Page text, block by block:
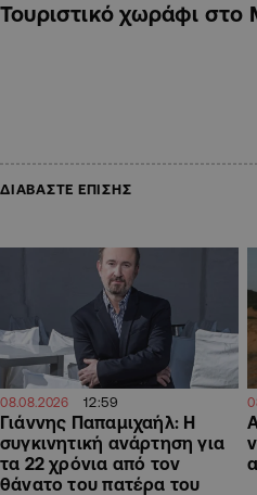
Τουριστικό χωράφι
ΔΙΑΒΑΣΤΕ ΕΠΙΣΗΣ
08.08.2026 12:59
Γιάννης Παπαμιχαήλ: Η
συγκινητική ανάρτηση για
τα 22 χρόνια από τον
θάνατο του πατέρα του